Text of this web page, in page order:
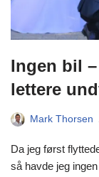
Ingen bil
lettere
Mark Thorsen
Da jeg først
så havde jeg